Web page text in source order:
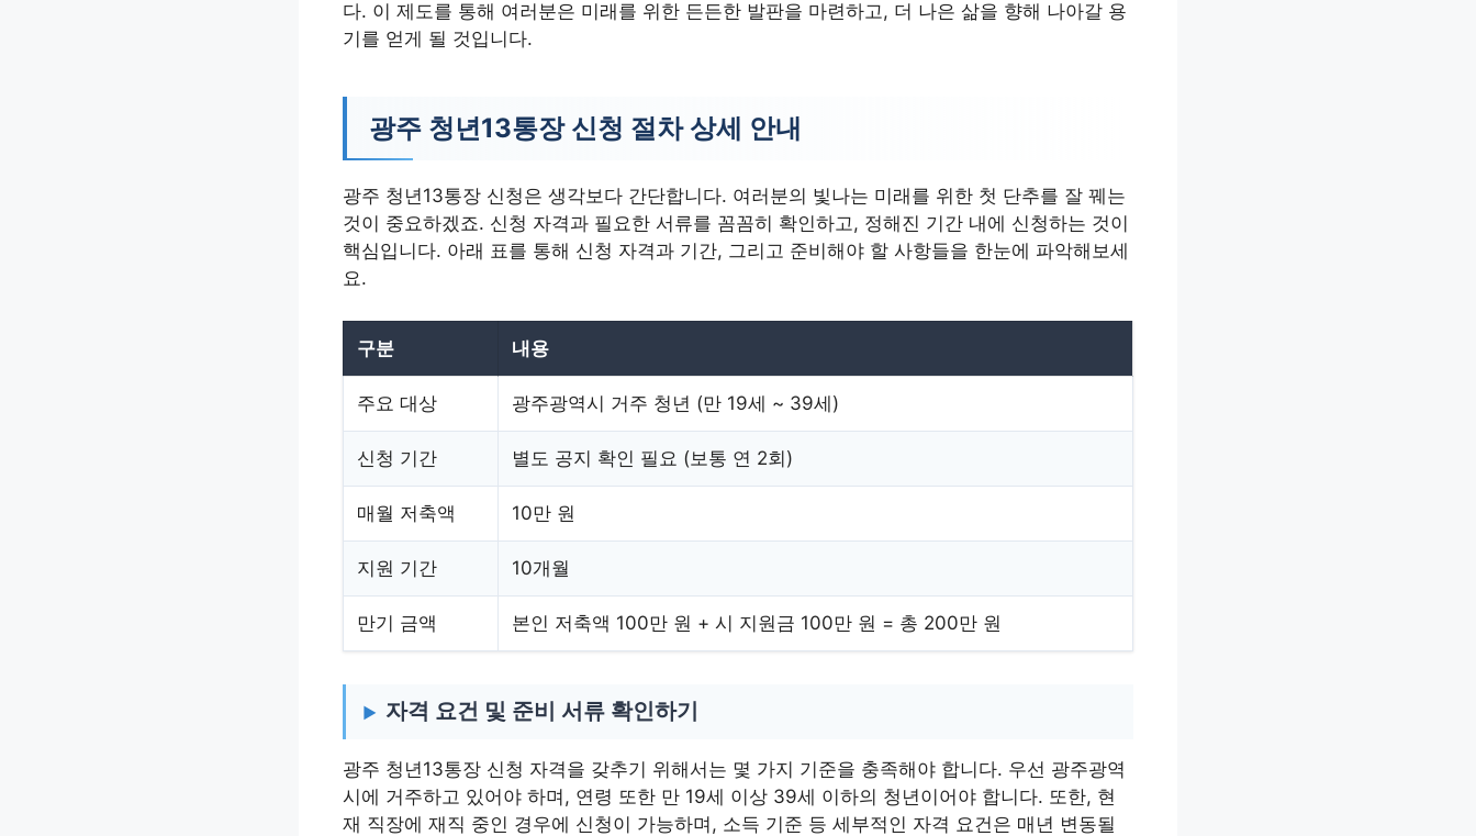
다. 이 제도를 통해 여러분은 미래를 위한 든든한 발판을 마련하고, 더 나은 삶을 향해 나아갈 용
기를 얻게 될 것입니다.
광주 청년13통장 신청 절차 상세 안내
광주 청년13통장 신청은 생각보다 간단합니다. 여러분의 빛나는 미래를 위한 첫 단추를 잘 꿰는
것이 중요하겠죠. 신청 자격과 필요한 서류를 꼼꼼히 확인하고, 정해진 기간 내에 신청하는 것이
핵심입니다. 아래 표를 통해 신청 자격과 기간, 그리고 준비해야 할 사항들을 한눈에 파악해보세
요.
구분 내용
주요 대상 광주광역시 거주 청년 (만 19세 ~ 39세)
신청 기간 별도 공지 확인 필요 (보통 연 2회)
매월 저축액 10만 원
지원 기간 10개월
만기 금액 본인 저축액 100만 원 + 시 지원금 100만 원 = 총 200만 원
자격 요건 및 준비 서류 확인하기
광주 청년13통장 신청 자격을 갖추기 위해서는 몇 가지 기준을 충족해야 합니다. 우선 광주광역
시에 거주하고 있어야 하며, 연령 또한 만 19세 이상 39세 이하의 청년이어야 합니다. 또한, 현
재 직장에 재직 중인 경우에 신청이 가능하며, 소득 기준 등 세부적인 자격 요건은 매년 변동될